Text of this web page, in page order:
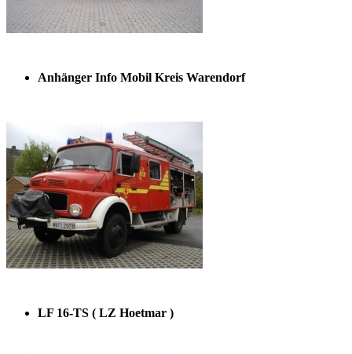
Anhänger Info Mobil Kreis Warendorf
LF 16-TS ( LZ Hoetmar )